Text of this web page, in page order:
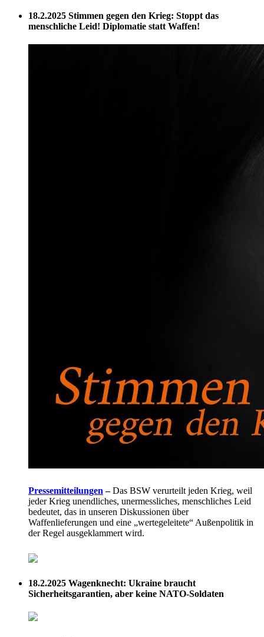
18.2.2025 Stimmen gegen den Krieg: Stoppt das
menschliche Leid! Diplomatie statt Waffen!
Pressemitteilungen–Das BSW verurteilt jeden Krieg, weil
jeder Krieg unendliches, unermessliches, menschliches Leid
bedeutet, das in unseren Diskussionen über
Waffenlieferungen und eine „wertegeleitete“ Außenpolitik in
der Regel ausgeklammert wird.
18.2.2025 Wagenknecht: Ukraine braucht
Sicherheitsgarantien, aber keine NATO-Soldaten